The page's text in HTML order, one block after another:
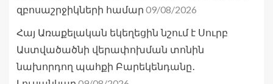
զբոսաշրջիկների համար 09/08/2026
Հայ Առաքելական եկեղեցին նշում է Սուրբ
Աստվածածնի վերափոխման տոնին
նախորդող պահքի Բարեկենդանը․